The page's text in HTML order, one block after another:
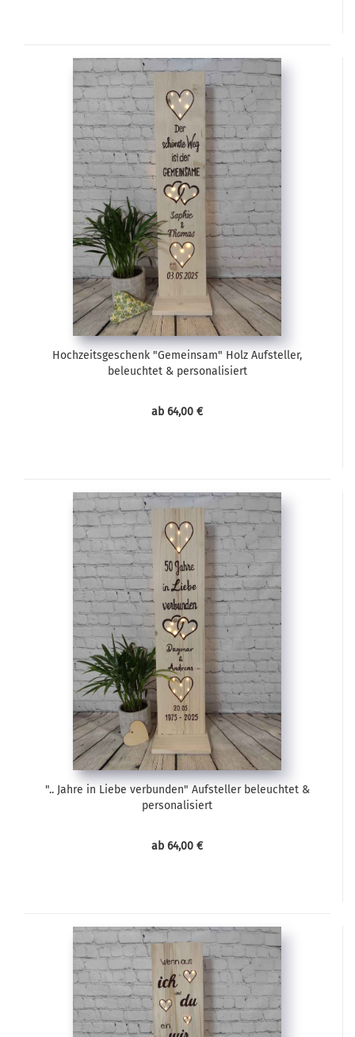
Hochzeitsgeschenk "Gemeinsam" Holz Aufsteller,
beleuchtet & personalisiert
ab 64,00 €
".. Jahre in Liebe verbunden" Aufsteller beleuchtet &
personalisiert
ab 64,00 €